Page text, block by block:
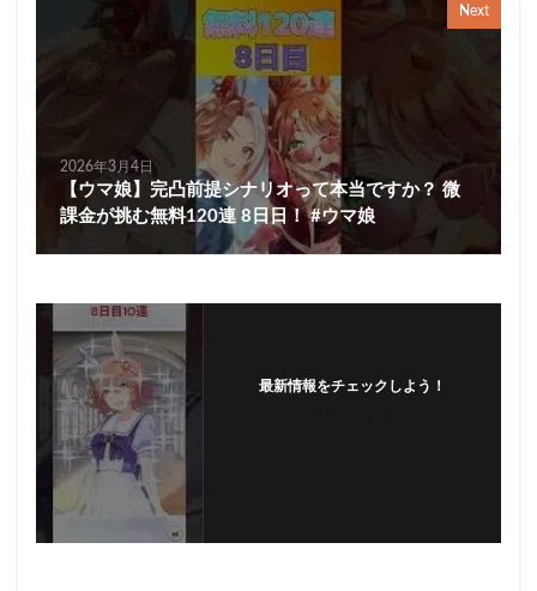
Next
2026年3月4日
【ウマ娘】完凸前提シナリオって本当ですか？ 微
課金が挑む無料120連 8日日！ #ウマ娘
最新情報をチェックしよう！